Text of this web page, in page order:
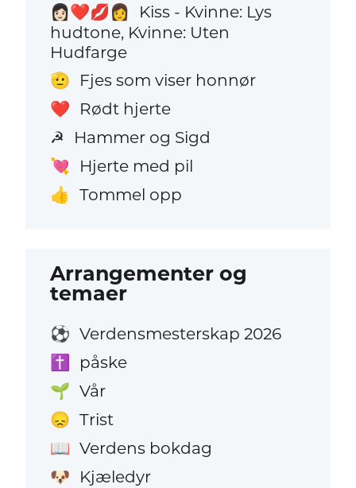
👩🏻‍❤️‍💋‍👩
Kiss - Kvinne: Lys
hudtone, Kvinne: Uten
Hudfarge
🫡 Fjes som viser honnør
❤️ Rødt hjerte
☭ Hammer og Sigd
💘 Hjerte med pil
👍 Tommel opp
Arrangementer og
temaer
⚽ Verdensmesterskap 2026
✝️ påske
🌱 Vår
😞 Trist
📖 Verdens bokdag
🐶 Kjæledyr